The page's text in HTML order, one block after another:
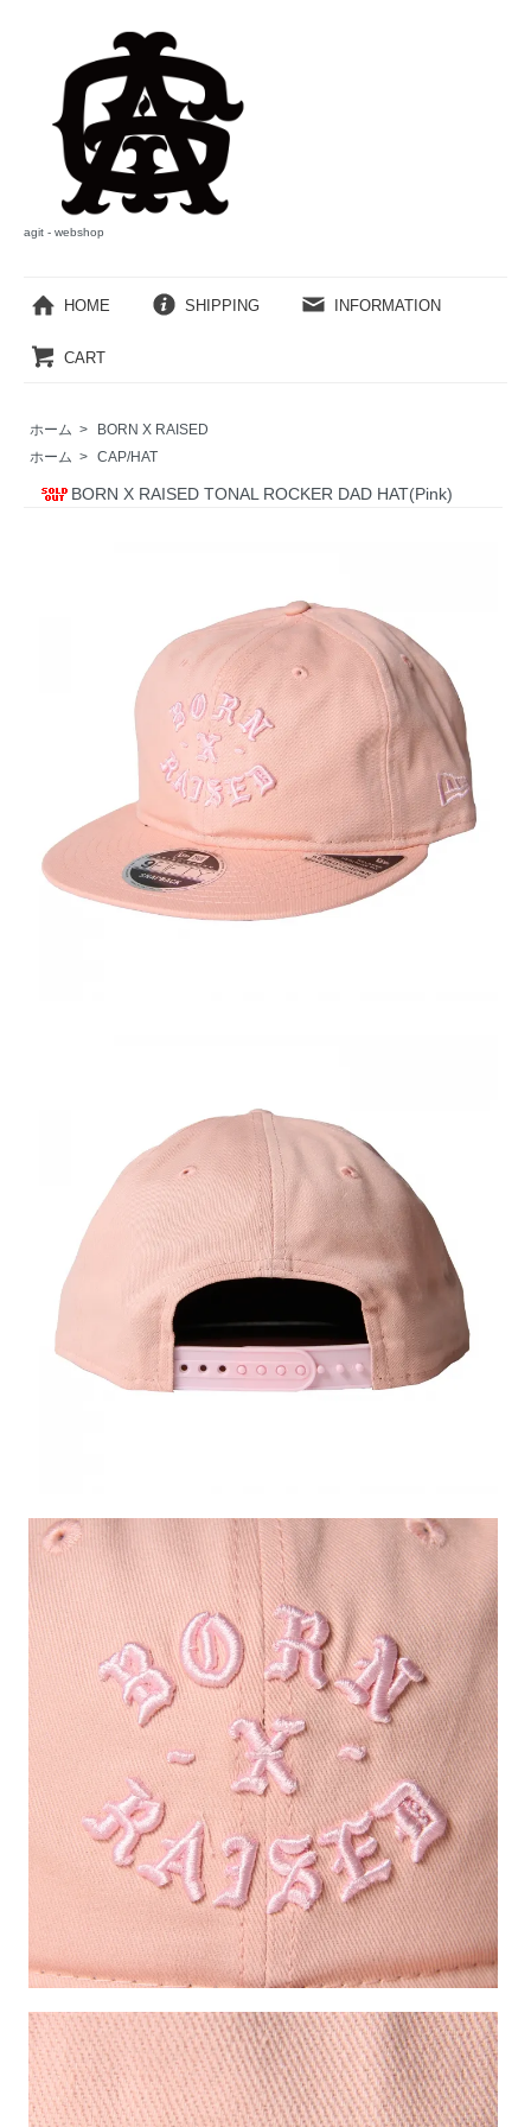
agit - webshop
HOME SHIPPING INFORMATION
CART
ホーム >
BORN X RAISED
ホーム > CAP/HAT
BORN X RAISED TONAL ROCKER DAD HAT(Pink)